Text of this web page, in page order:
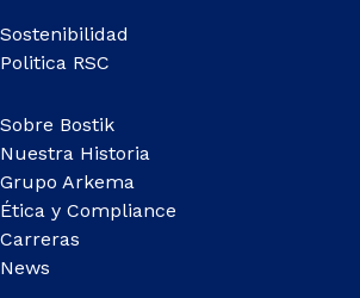
Sostenibilidad
Politica RSC
Sobre Bostik
Nuestra Historia
Grupo Arkema
Ética y Compliance
Carreras
News